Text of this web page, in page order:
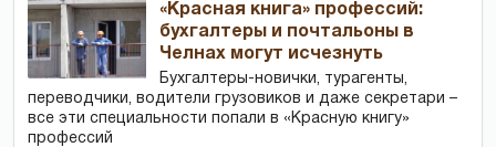
«Красная книга» профессий:
бухгалтеры и почтальоны в
Челнах могут исчезнуть
Бухгалтеры-новички, тур­агенты,
переводчики, водители грузовиков и даже секретари –
все эти специальности попали в «Красную книгу»
профессий